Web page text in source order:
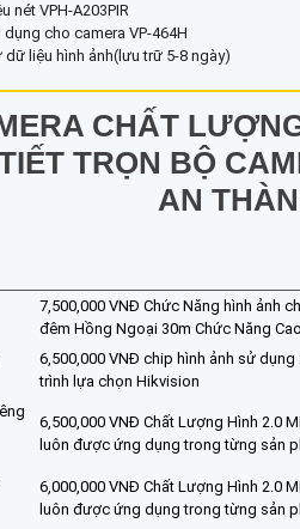
nét VPH-A203PIR
cho camera VP-464H
dữ liệu hình ảnh(lưu trữ 5-8 ngày)
CHẤT
TRỌN BỘ
AN
7,500,000 VNĐ Chức Năng hình ảnh
đêm Hồng Ngoại 30m Chức Năng
6,500,000 VNĐ chip hình ảnh sử
trình lựa chọn Hikvision
6,500,000 VNĐ Chất Lượng Hình 2.0
luôn được ứng dụng trong từng sản
6,000,000 VNĐ Chất Lượng Hình 2.0
luôn được ứng dụng trong từng sản